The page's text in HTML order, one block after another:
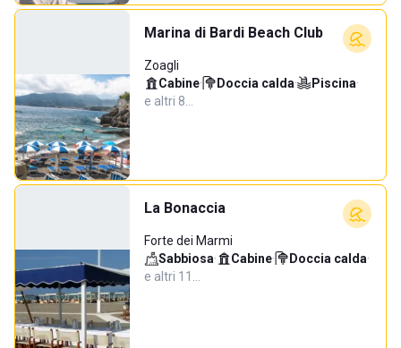
Marina di Bardi Beach Club
Zoagli
Cabine· Doccia calda· Piscina·
e altri 8…
La Bonaccia
Forte dei Marmi
Sabbiosa· Cabine· Doccia calda·
e altri 11…